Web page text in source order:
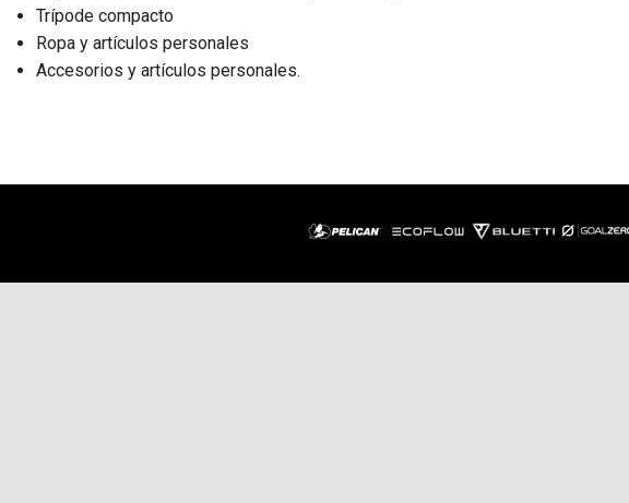
Trípode compacto
Ropa y artículos personales
Accesorios y artículos personales.